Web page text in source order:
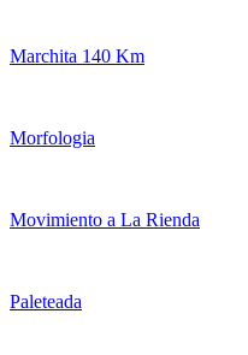
Marchita 140 Km
Morfologia
Movimiento a La Rienda
Paleteada